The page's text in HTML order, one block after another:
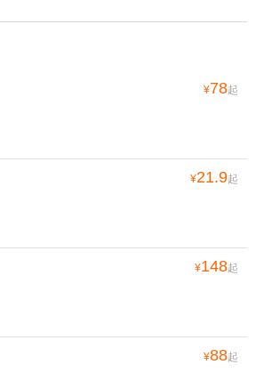
¥78起
¥21.9起
¥148起
¥88起